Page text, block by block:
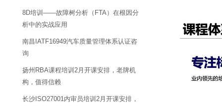
8D培训——故障树分析（FTA）在根因分
析中的实战应用
南昌IATF16949汽车质量管理体系认证咨
询
扬州RBA课程培训2月开课安排，老牌机
构，值得信赖
长沙ISO27001内审员培训2月开课安排，